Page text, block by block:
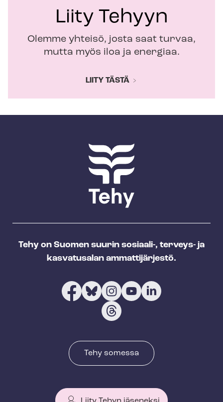
Liity Tehyyn
Olemme yhteisö, josta saat turvaa,
mutta myös iloa ja energiaa.
LIITY TÄSTÄ
Tehy on Suomen suurin sosiaali-, terveys- ja
kasvatusalan ammattijärjestö.
Tehy somessa